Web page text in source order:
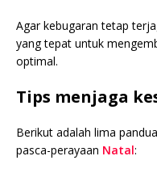
Agar kebugaran tetap
yang tepat untuk
optimal.
Tips menjaga
Berikut adalah lima
pasca-perayaan Natal: